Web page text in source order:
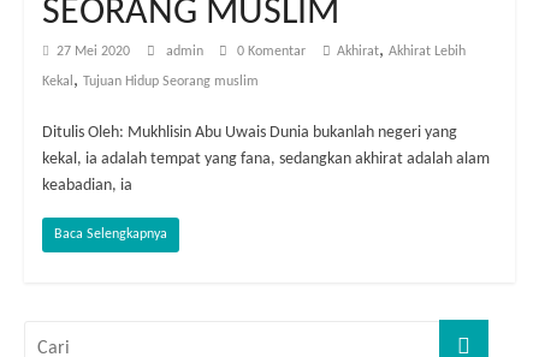
SEORANG MUSLIM
27 Mei 2020 admin 0 Komentar Akhirat, Akhirat Lebih
Kekal , Tujuan Hidup Seorang muslim
Ditulis Oleh: Mukhlisin Abu Uwais Dunia bukanlah negeri yang
kekal, ia adalah tempat yang fana, sedangkan akhirat adalah alam
keabadian, ia
Baca Selengkapnya